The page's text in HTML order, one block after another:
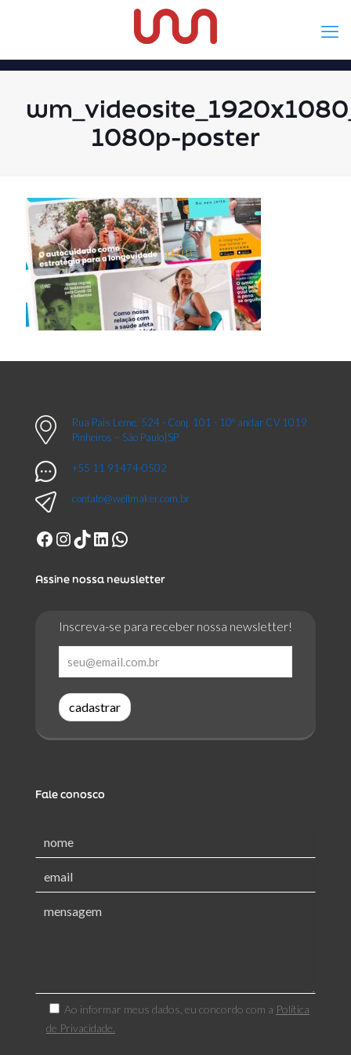
1080p-poster
Rua Pais Leme, 524 - Conj. 101 - 10º andar CV 1019
Pinheiros – São Paulo|SP
+55 11 91474-0502
contato@wellmaker.com.br
Facebook
Instagram
TikTok
LinkedIn
WhatsApp
Assine nossa newsletter
Inscreva-se para receber nossa newsletter!
cadastrar
Fale conosco
Ao informar meus dados, eu concordo com a Política
de Privacidade.